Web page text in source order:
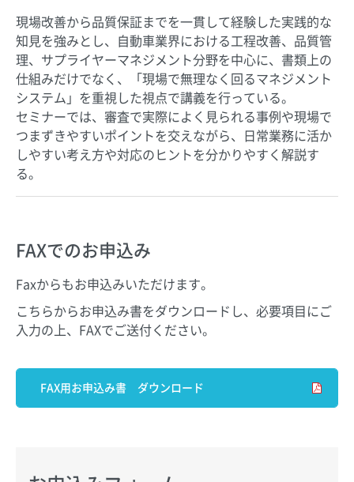
現場改善から品質保証までを一貫して経験した実践的な
知見を強みとし、自動車業界における工程改善、品質管
理、サプライヤーマネジメント分野を中心に、書類上の
仕組みだけでなく、「現場で無理なく回るマネジメント
システム」を重視した視点で講義を行っている。
セミナーでは、審査で実際によく見られる事例や現場で
つまずきやすいポイントを交えながら、日常業務に活か
しやすい考え方や対応のヒントを分かりやすく解説す
る。
FAXでのお申込み
Faxからもお申込みいただけます。
こちらからお申込み書をダウンロードし、必要項目にご
入力の上、FAXでご送付ください。
FAX用お申込み書 ダウンロード